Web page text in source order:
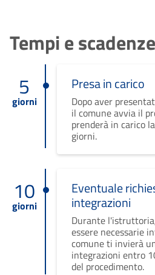
Tempi e scadenze
5
giorni
Presa in carico
Dopo aver
il comune avvia il
prenderà in carico
giorni.
10
giorni
Eventuale
integrazioni
Durante
essere necessarie
comune ti invierà
integrazioni entro
del procedimento.